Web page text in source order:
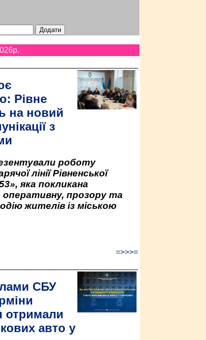
Рівне
на новий
з
роботу
лінії Рівненської
яка покликана
оперативну, прозору та
жителів із міською
=>>>=
СБУ
отримали
авто у